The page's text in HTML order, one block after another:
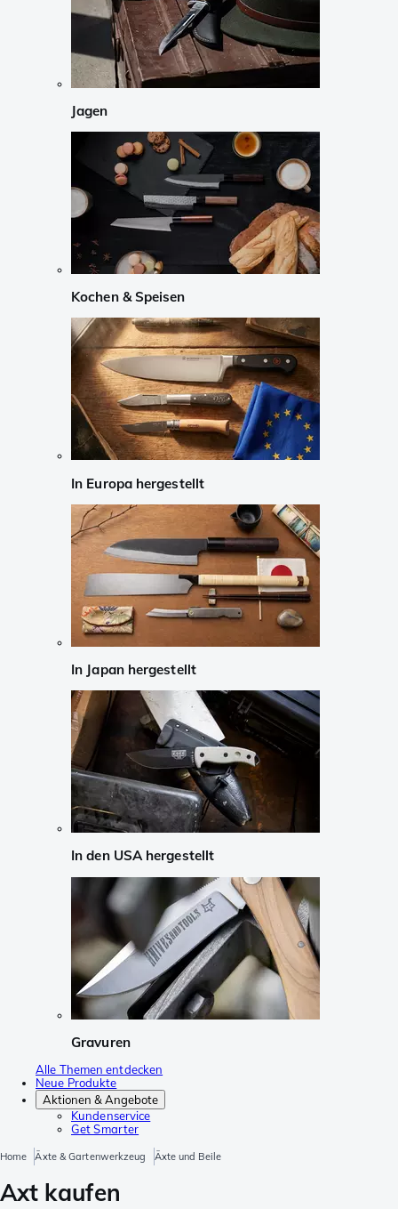
Jagen
Kochen & Speisen
In Europa hergestellt
In Japan hergestellt
In den USA hergestellt
Gravuren
Alle Themen entdecken
Neue Produkte
Aktionen & Angebote
Kundenservice
Get Smarter
Home Äxte & Gartenwerkzeug Äxte und Beile
Axt kaufen